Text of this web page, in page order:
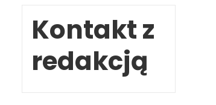
Kontakt z
redakcją